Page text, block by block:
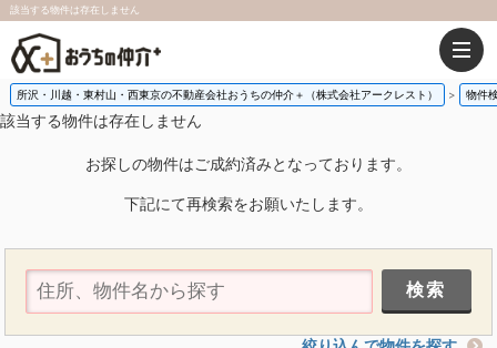
該当する物件は存在しません
所沢・川越・東村山・西東京の不動産会社おうちの仲介＋（株式会社アークレスト） 物件
該当する物件は存在しません
お探しの物件はご成約済みとなっております。
下記にて再検索をお願いたします。